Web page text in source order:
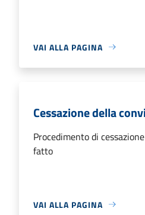
VAI ALLA PAGINA
Cessazione della
Procedimento di
fatto
VAI ALLA PAGINA